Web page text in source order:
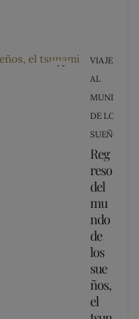
12
VIAJE
AL
MUNDO
DE LOS
SUEÑOS
Reg
reso
del
mu
ndo
de
los
sue
ños,
el